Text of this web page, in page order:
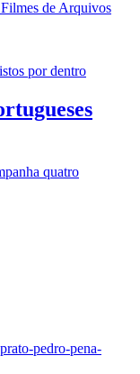
de Arquivos
quatro
pedro-pena-